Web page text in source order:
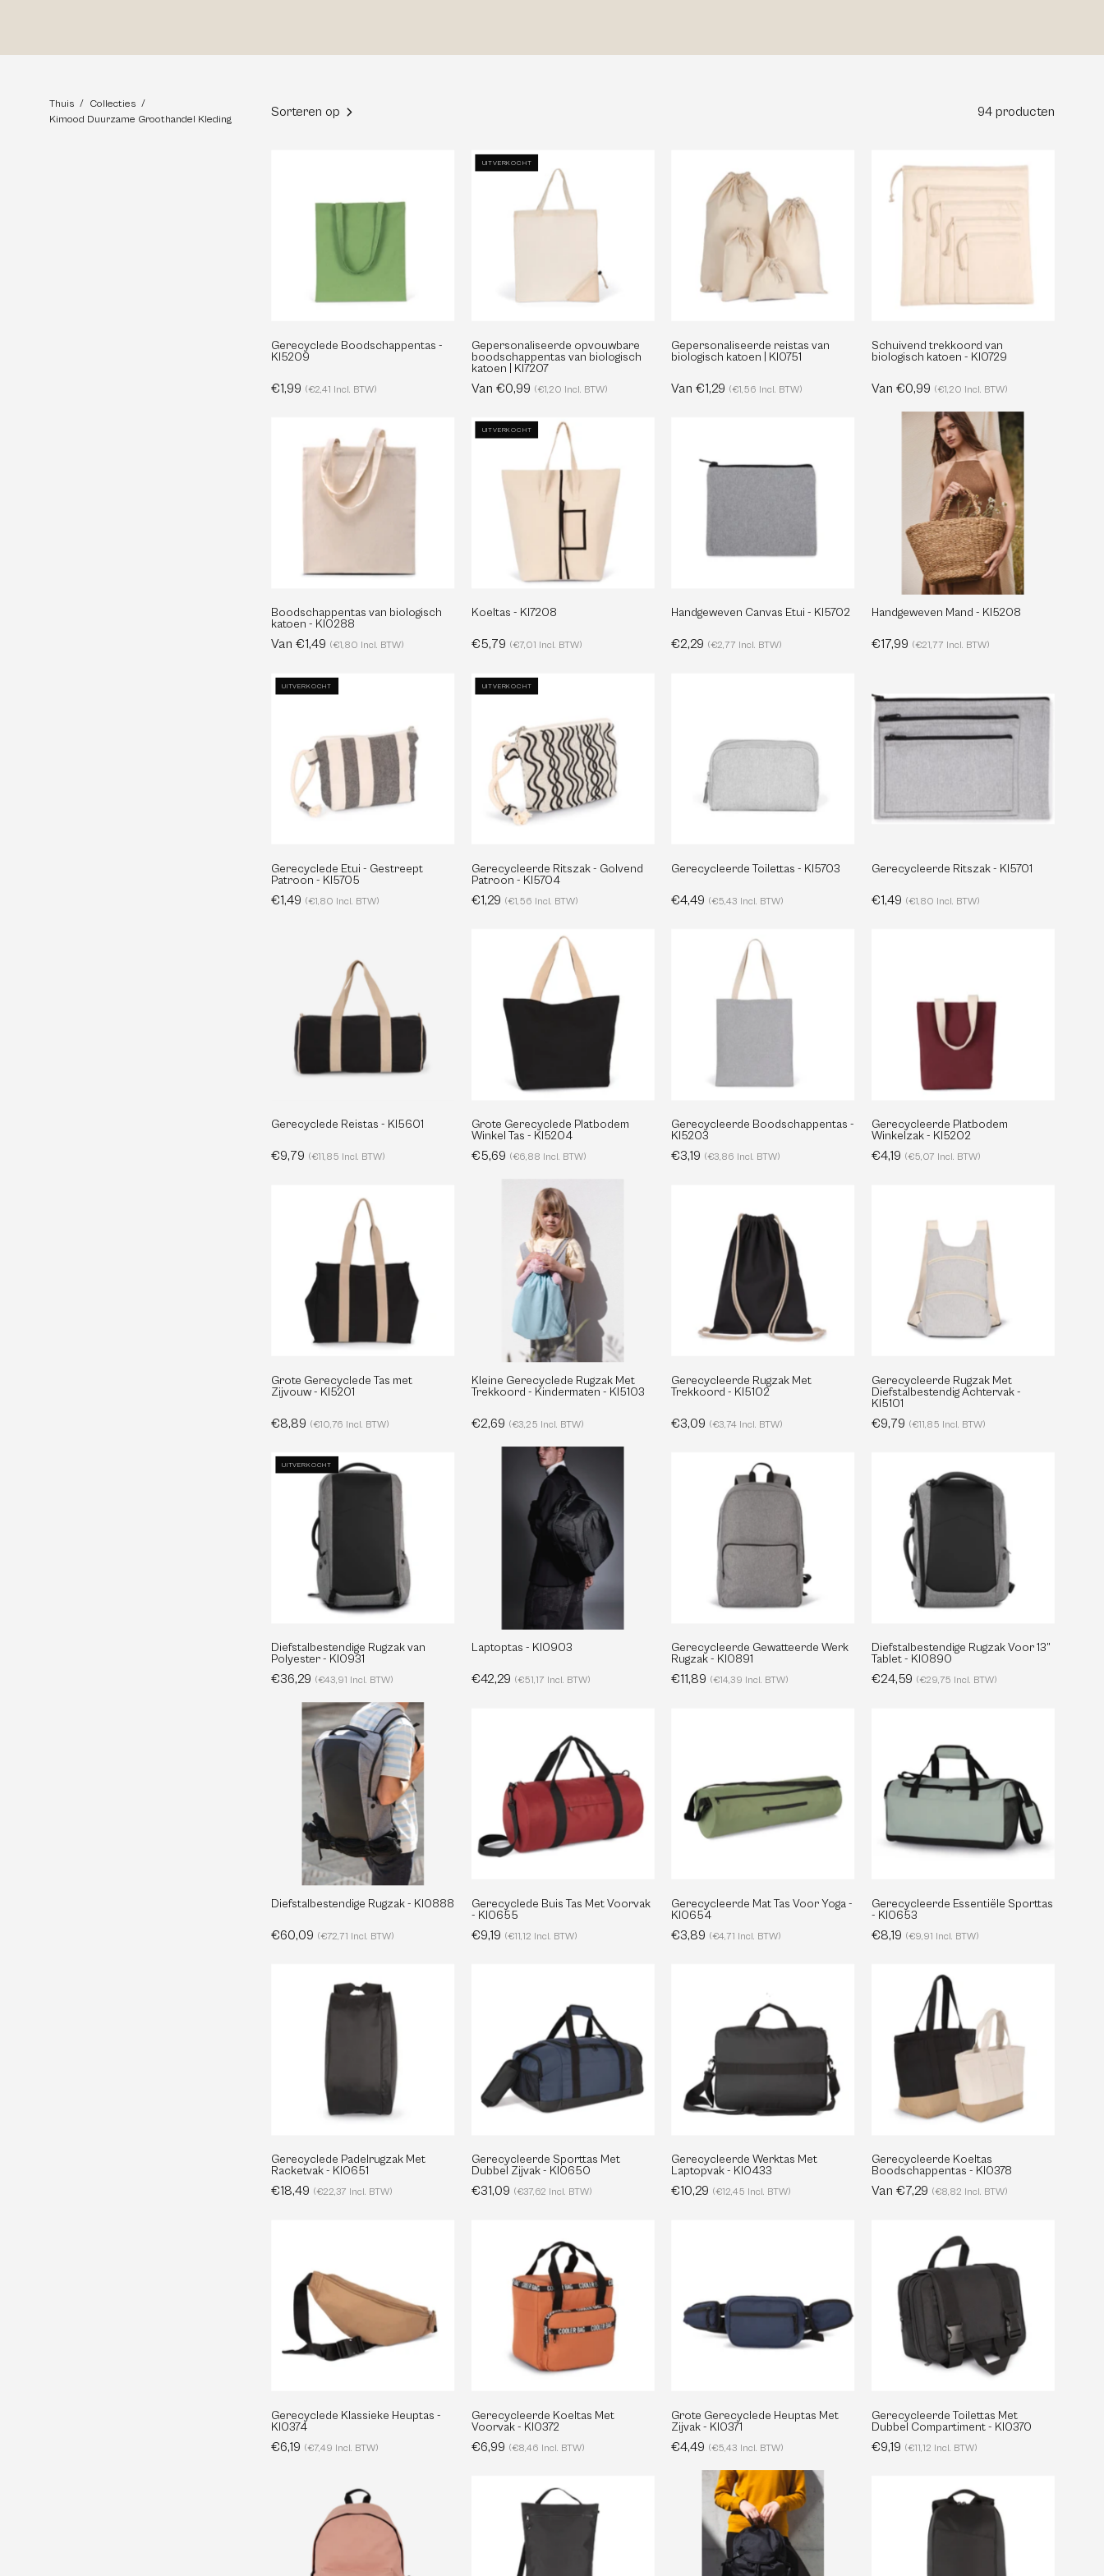
Thuis / Collecties /
Kimood Duurzame Groothandel Kleding
Sorteren op 94 producten
-
KI5209
Gerecyclede Boodschappentas -
KI5209
€1,99 (€2,41 Incl. BTW)
opvouwbare
boodschappentas
KI7207
UITVERKOCHT
Gepersonaliseerde opvouwbare
boodschappentas van biologisch
katoen | KI7207
Van €0,99 (€1,20 Incl. BTW)
van
biologisch
katoen
|
KI0751
Gepersonaliseerde reistas van
biologisch katoen | KI0751
Van €1,29 (€1,56 Incl. BTW)
katoen
Schuivend trekkoord van
biologisch katoen - KI0729
Van €0,99 (€1,20 Incl. BTW)
Boodschappentas
van
biologisch
katoen
-
Boodschappentas van biologisch
katoen - KI0288
Van €1,49 (€1,80 Incl. BTW)
Koeltas
KI7208
UITVERKOCHT
Koeltas - KI7208
€5,79 (€7,01 Incl. BTW)
Etui
Handgeweven Canvas Etui - KI5702
€2,29 (€2,77 Incl. BTW)
Handgeweven
Mand
-
KI5208
Handgeweven Mand - KI5208
€17,99 (€21,77 Incl. BTW)
Gestreept
Patroon
KI5705
UITVERKOCHT
Gerecyclede Etui - Gestreept
Patroon - KI5705
€1,49 (€1,80 Incl. BTW)
-
Golvend
Patroon
-
KI5704
UITVERKOCHT
Gerecycleerde Ritszak - Golvend
Patroon - KI5704
€1,29 (€1,56 Incl. BTW)
KI5703
Gerecycleerde Toilettas - KI5703
€4,49 (€5,43 Incl. BTW)
Gerecycleerde
Ritszak
-
Gerecycleerde Ritszak - KI5701
€1,49 (€1,80 Incl. BTW)
Reistas
-
KI5601
Gerecyclede Reistas - KI5601
€9,79 (€11,85 Incl. BTW)
Grote
Gerecyclede
Platbodem
Winkel
Grote Gerecyclede Platbodem
Winkel Tas - KI5204
€5,69 (€6,88 Incl. BTW)
Boodschappentas
-
KI5203
Gerecycleerde Boodschappentas -
KI5203
€3,19 (€3,86 Incl. BTW)
-
KI5202
Gerecycleerde Platbodem
Winkelzak - KI5202
€4,19 (€5,07 Incl. BTW)
Gerecyclede
Tas
met
Zijvouw
Grote Gerecyclede Tas met
Zijvouw - KI5201
€8,89 (€10,76 Incl. BTW)
Gerecyclede
Rugzak
Met
Trekkoord
-
Kindermaten
-
KI5103
Kleine Gerecyclede Rugzak Met
Trekkoord - Kindermaten - KI5103
€2,69 (€3,25 Incl. BTW)
Rugzak
Met
Trekkoord
KI5102
Gerecycleerde Rugzak Met
Trekkoord - KI5102
€3,09 (€3,74 Incl. BTW)
Met
Diefstalbestendig
KI5101
Gerecycleerde Rugzak Met
Diefstalbestendig Achtervak -
KI5101
€9,79 (€11,85 Incl. BTW)
Diefstalbestendige
Rugzak
Polyester
KI0931
UITVERKOCHT
Diefstalbestendige Rugzak van
Polyester - KI0931
€36,29 (€43,91 Incl. BTW)
Laptoptas
KI0903
Laptoptas - KI0903
€42,29 (€51,17 Incl. BTW)
Gerecycleerde
Gewatteerde
Rugzak
-
KI0891
Gerecycleerde Gewatteerde Werk
Rugzak - KI0891
€11,89 (€14,39 Incl. BTW)
Rugzak
Tablet
KI0890
Diefstalbestendige Rugzak Voor 13”
Tablet - KI0890
€24,59 (€29,75 Incl. BTW)
Diefstalbestendige
Rugzak
-
KI0888
Diefstalbestendige Rugzak - KI0888
€60,09 (€72,71 Incl. BTW)
Buis
Tas
Met
Voorvak
KI0655
Gerecyclede Buis Tas Met Voorvak
- KI0655
€9,19 (€11,12 Incl. BTW)
Voor
Yoga
Gerecycleerde Mat Tas Voor Yoga -
KI0654
€3,89 (€4,71 Incl. BTW)
Sporttas
-
KI0653
Gerecycleerde Essentiële Sporttas
- KI0653
€8,19 (€9,91 Incl. BTW)
Padelrugzak
Met
Racketvak
KI0651
Gerecyclede Padelrugzak Met
Racketvak - KI0651
€18,49 (€22,37 Incl. BTW)
Met
Dubbel
Zijvak
KI0650
Gerecycleerde Sporttas Met
Dubbel Zijvak - KI0650
€31,09 (€37,62 Incl. BTW)
Werktas
Met
Laptopvak
KI0433
Gerecycleerde Werktas Met
Laptopvak - KI0433
€10,29 (€12,45 Incl. BTW)
Boodschappentas
-
KI0378
Gerecycleerde Koeltas
Boodschappentas - KI0378
Van €7,29 (€8,82 Incl. BTW)
-
KI0374
Gerecyclede Klassieke Heuptas -
KI0374
€6,19 (€7,49 Incl. BTW)
Koeltas
Met
Voorvak
-
KI0372
Gerecycleerde Koeltas Met
Voorvak - KI0372
€6,99 (€8,46 Incl. BTW)
Zijvak
KI0371
Grote Gerecyclede Heuptas Met
Zijvak - KI0371
€4,49 (€5,43 Incl. BTW)
Toilettas
Met
Compartiment
KI0370
Gerecycleerde Toilettas Met
Dubbel Compartiment - KI0370
€9,19 (€11,12 Incl. BTW)
Gerecycleerde
Rugzak
KI0184
Gerecyclede
Stedelijke
Rugzak
Urban,
door
lifestyle
geïnspireerde
gerecyclede
Laptop
Werkrugzak
Diefstalbeveiligingsvak
Help
Veelgestelde vragen
Links
Groothandel
Contact
E-mail:info@organicblank.com